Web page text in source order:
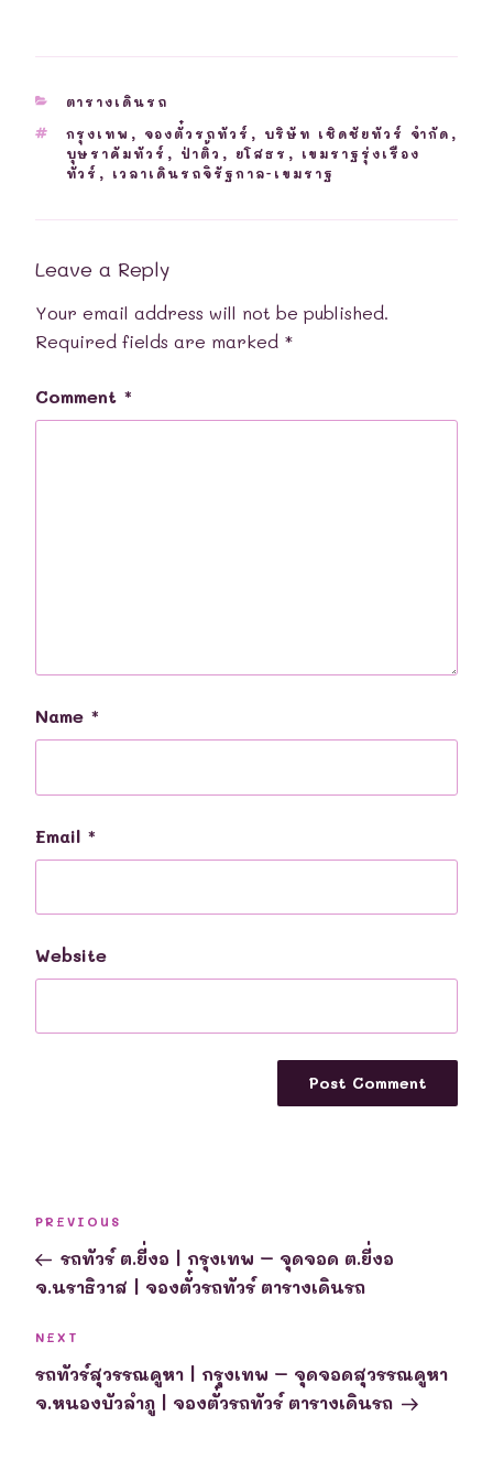
CATEGORIES
ตารางเดินรถ
TAGS
กรุงเทพ , จองตั๋วรถทัวร์ , บริษัท เชิดชัยทัวร์ จำกัด ,
บุษราคัมทัวร์ , ป่าติ้ว , ยโสธร , เขมราฐรุ่งเรือง
ทัวร์ , เวลาเดินรถจิรัฐกาล-เขมราฐ
Leave a Reply
Your email address will not be published.
Required fields are marked *
Comment *
Name *
Email *
Website
navigation
Previous
Post
PREVIOUS
รถทัวร์ ต.ยี่งอ | กรุงเทพ – จุดจอด ต.ยี่งอ
จ.นราธิวาส | จองตั๋วรถทัวร์ ตารางเดินรถ
Next
Post
NEXT
รถทัวร์สุวรรณคูหา | กรุงเทพ – จุดจอดสุวรรณคูหา
จ.หนองบัวลำภู | จองตั๋วรถทัวร์ ตารางเดินรถ